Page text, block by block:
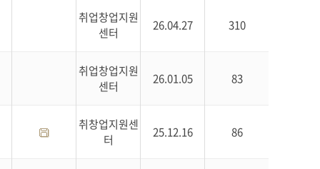
취업창업지원
센터
26.04.27 310
취업창업지원
센터
26.01.05 83
취창업지원센
터
25.12.16 86